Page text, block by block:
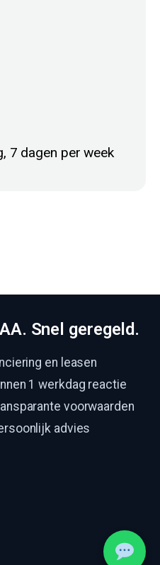
7 dagen per week
Snel geregeld.
en leasen
1 werkdag reactie
voorwaarden
advies